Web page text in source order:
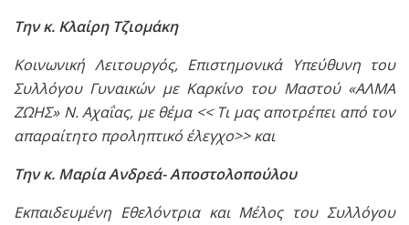
Την κ. Κλαίρη Τζιομάκη
Κοινωνική Λειτουργός, Επιστημονικά Υπεύθυνη του
Συλλόγου Γυναικών με Καρκίνο του Μαστού «ΑΛΜΑ
ΖΩΗΣ» Ν. Αχαΐας, με θέμα << Τι μας αποτρέπει από τον
απαραίτητο προληπτικό έλεγχο>> και
Την κ. Μαρία Ανδρεά- Αποστολοπούλου
Εκπαιδευμένη Εθελόντρια και Μέλος του Συλλόγου